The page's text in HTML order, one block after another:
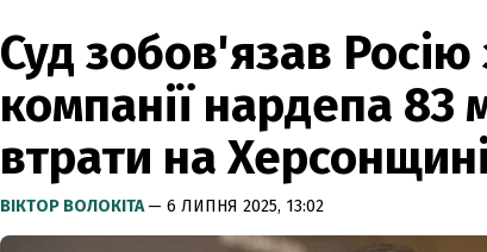
Суд зобов'язав Росію
компанії нардепа 83
втрати на Херсонщині
ВІКТОР ВОЛОКІТА— 6 ЛИПНЯ 2025, 13:02